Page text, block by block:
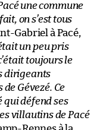
une commune
on s’est tous
Gabriel à Pacé,
un peu pris
toujours le
dirigeants
Gévezé. Ce
qui défend ses
villautins de Pacé